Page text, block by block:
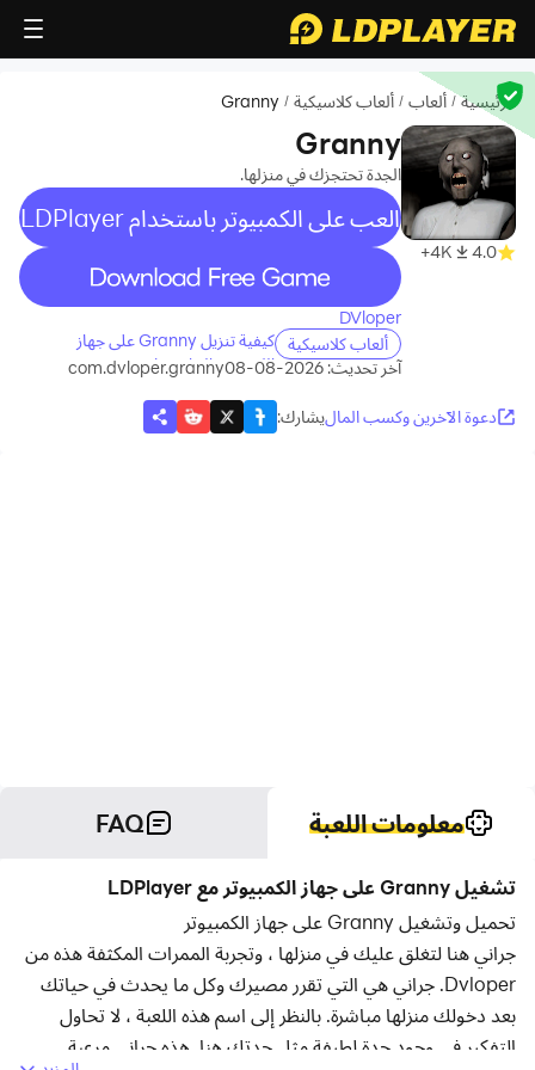
الرئيسية / ألعاب / ألعاب كلاسيكية /
Granny
4.0
4K+
Granny
الجدة تحتجزك في منزلها.
العب على الكمبيوتر باستخدام LDPlayer
recommend
DVloper
ألعاب كلاسيكية
كيفية تنزيل Granny على جهاز
الكمبيوتر الخاص بك
آخر تحديث: 2026-08-08 com.dvloper.granny
دعوة الآخرين وكسب الماليشارك:
معلومات اللعبة FAQ
تشغيل Granny على جهاز الكمبيوتر مع LDPlayer
تحميل وتشغيل Granny على جهاز الكمبيوتر
جراني هنا لتغلق عليك في منزلها ، وتجربة الممرات المكثفة هذه من
Dvloper. جراني هي التي تقرر مصيرك وكل ما يحدث في حياتك
بعد دخولك منزلها مباشرة. بالنظر إلى اسم هذه اللعبة ، لا تحاول
التفكير في وجود جدة لطيفة مثل جدتك هنا. هذه جراني مرعبة